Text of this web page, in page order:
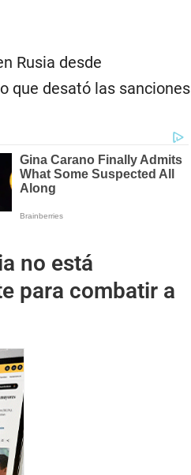
Rusia desde
que desató las sanciones
no está
para combatir a